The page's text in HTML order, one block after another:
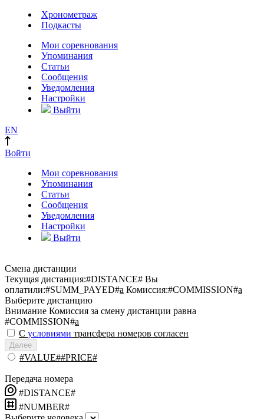
Хронометраж
Подкасты
Мои соревнования
Упоминания
Статьи
Сообщения
Уведомления
Настройки
Выйти
EN
Войти
Мои соревнования
Упоминания
Статьи
Сообщения
Уведомления
Настройки
Выйти
Смена дистанции
Текущая дистанция:#DISTANCE# Вы
оплатили:#SUMM_PAYED#a Комиссия:#COMMISSION#a
Выберите дистанцию
Внимание Комиссия за смену дистанции равна
#COMMISSION#a
С условиями трансфера номеров согласен
Далее
#VALUE##PRICE#
Передача номера
#DISTANCE#
#NUMBER#